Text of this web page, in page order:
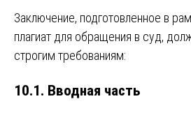
Заключение, подготовленное в
плагиат для обращения в суд,
строгим требованиям:
10.1. Вводная часть